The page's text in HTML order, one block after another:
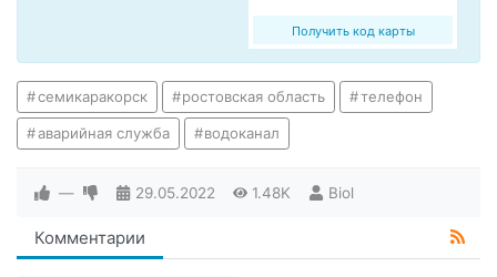
Получить код карты
семикаракорск ростовская область телефон
аварийная служба водоканал
— 29.05.2022 1.48K Biol
Комментарии